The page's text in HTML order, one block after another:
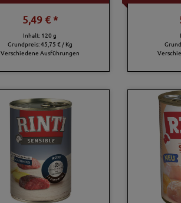
5,49 € *
Inhalt: 120 g
Grundpreis:45,75 € / Kg
Verschiedene Ausführungen